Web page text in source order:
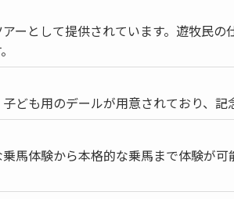
ーとして提供されています。遊牧民
ども用のデールが用意されており、記
馬体験から本格的な乗馬まで体験が可